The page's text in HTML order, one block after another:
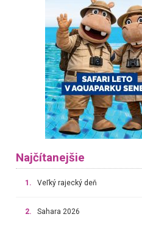
Najčítanejšie
1. Veľký rajecký deň
2. Sahara 2026